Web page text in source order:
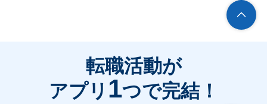
転職活動が
アプリ 1つで完結！